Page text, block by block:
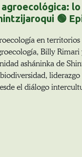
🟢
en territorios
Billy
asháninka de
liderazgo
el diálogo